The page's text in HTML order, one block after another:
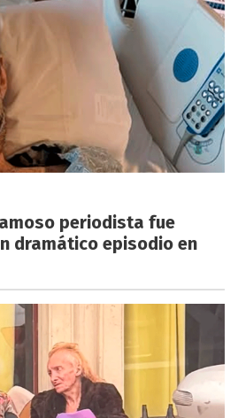
periodista fue
dramático episodio en